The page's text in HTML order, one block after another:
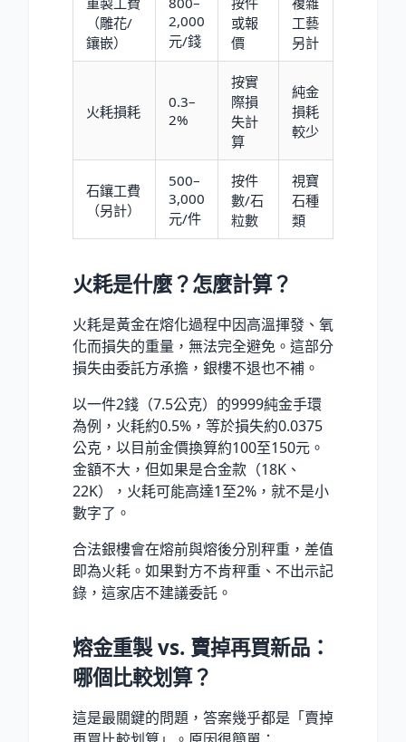
（雕花/
鑲嵌）
2,000
元/錢
或報
價
工藝
另計
火耗損耗
0.3–
2%
按實
際損
失計
算
純金
損耗
較少
石鑲工費
（另計）
500–
3,000
元/件
按件
數/石
粒數
視寶
石種
類
火耗是什麼？怎麼計算？
火耗是黃金在熔化過程中因高溫揮發、氧
化而損失的重量，無法完全避免。這部分
損失由委託方承擔，銀樓不退也不補。
以一件2錢（7.5公克）的9999純金手環
為例，火耗約0.5%，等於損失約0.0375
公克，以目前金價換算約100至150元。
金額不大，但如果是合金款（18K、
22K），火耗可能高達1至2%，就不是小
數字了。
合法銀樓會在熔前與熔後分別秤重，差值
即為火耗。如果對方不肯秤重、不出示記
錄，這家店不建議委託。
熔金重製 vs. 賣掉再買新品：
哪個比較划算？
這是最關鍵的問題，答案幾乎都是「賣掉